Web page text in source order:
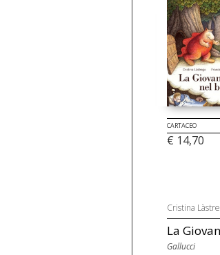
CARTACEO
€ 14,70
Cristina
La
Gallucci